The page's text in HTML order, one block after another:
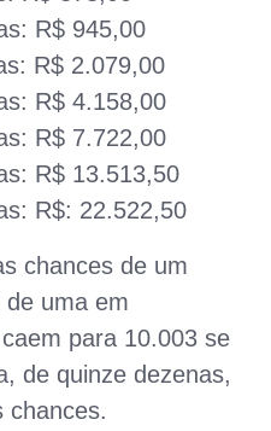
R$ 945,00
R$ 2.079,00
R$ 4.158,00
R$ 7.722,00
R$ 13.513,50
R$: 22.522,50
chances de um
de uma em
para 10.003 se
de quinze dezenas,
chances.